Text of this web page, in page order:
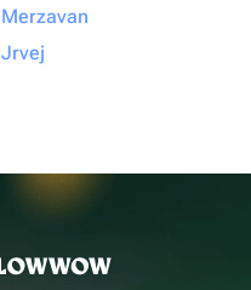
Merzavan
Jrvej